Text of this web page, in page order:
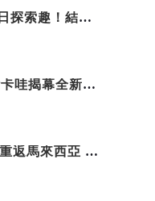
嘉義鹿草夏日探索趣！結合科學、農場與自然的親子小旅行
ANAｘ吉伊卡哇揭幕全新彩繪機「Chiikawa JET」
F1睽違九年重返馬來西亞 三大國際賽事打造10月運動旅遊熱潮 賽車、自行車、路跑同週登場